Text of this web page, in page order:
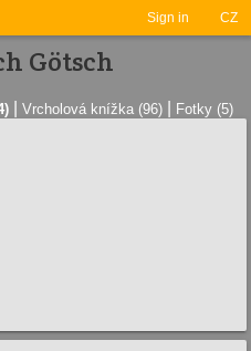
Sign in CZ
Götsch
Vrcholová knížka (96) Fotky (5)